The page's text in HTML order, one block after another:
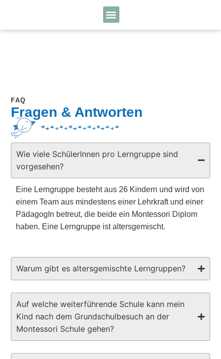
FAQ
Fragen & Antworten
Wie viele SchülerInnen pro Lerngruppe sind
vorgesehen?
Eine Lerngruppe besteht aus 26 Kindern und wird von
einem Team aus mindestens einer Lehrkraft und einer
PädagogIn betreut, die beide ein Montessori Diplom
haben. Eine Lerngruppe ist altersgemischt.
Warum gibt es altersgemischte Lerngruppen?
Auf welche weiterführende Schule kann mein
Kind nach dem Grundschulbesuch an der
Montessori Schule gehen?